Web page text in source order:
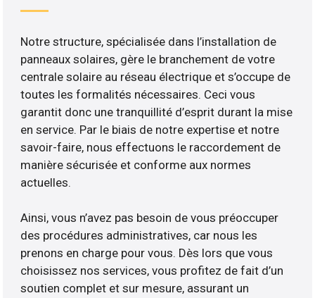
Notre structure, spécialisée dans l’installation de
panneaux solaires, gère le branchement de votre
centrale solaire au réseau électrique et s’occupe de
toutes les formalités nécessaires. Ceci vous
garantit donc une tranquillité d’esprit durant la mise
en service. Par le biais de notre expertise et notre
savoir-faire, nous effectuons le raccordement de
manière sécurisée et conforme aux normes
actuelles.
Ainsi, vous n’avez pas besoin de vous préoccuper
des procédures administratives, car nous les
prenons en charge pour vous. Dès lors que vous
choisissez nos services, vous profitez de fait d’un
soutien complet et sur mesure, assurant un